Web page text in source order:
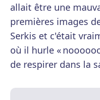
allait être une
premières images
Serkis et c'était
où il hurle «
de respirer dans la